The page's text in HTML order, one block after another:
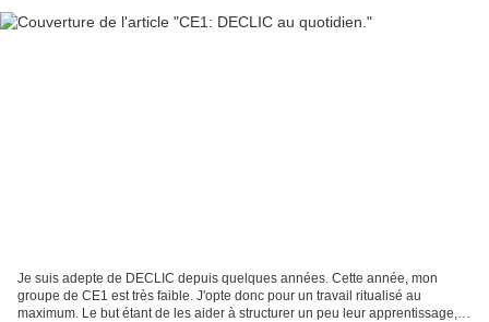
Je suis adepte de DECLIC depuis quelques années. Cette année, mon
groupe de CE1 est très faible. J'opte donc pour un travail ritualisé au
maximum. Le but étant de les aider à structurer un peu leur apprentissage,